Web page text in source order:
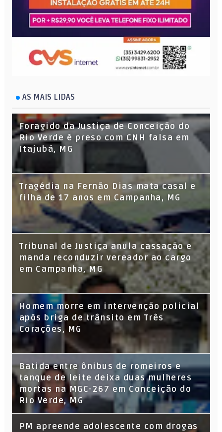
AS MAIS LIDAS
Foragido da Justiça de Conceição do
Rio Verde é preso com CNH falsa em
Itajubá, MG
Tragédia na Fernão Dias mata casal e
filha de 17 anos em Campanha, MG
Tribunal de Justiça anula cassação e
manda reconduzir vereador ao cargo
em Campanha, MG
Homem morre em intervenção policial
após briga de trânsito em Três
Corações, MG
Batida entre ônibus de romeiros e
tanque de leite deixa duas mulheres
mortas na MGC-267 em Conceição do
Rio Verde, MG
PM apreende adolescente com drogas